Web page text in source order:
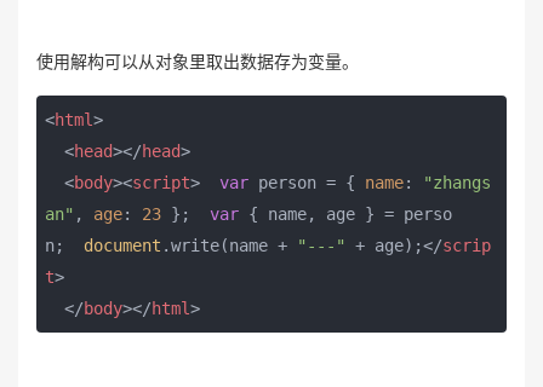
使用解构可以从对象里取出数据存为变量。
<html>
<head></head>
<body><script> var person = { name:
"zhangs
an" , age: 23 }; var { name, age } = perso
n; document .write(name + "---" + age);</scrip
t>
</body></html>